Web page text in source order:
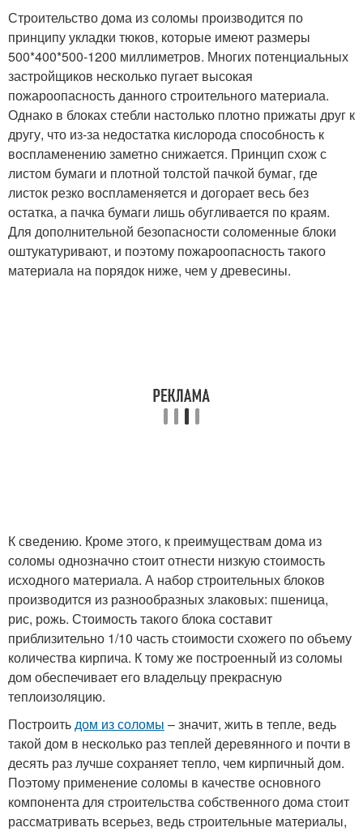
Строительство дома из соломы производится по
принципу укладки тюков, которые имеют размеры
500*400*500-1200 миллиметров. Многих потенциальных
застройщиков несколько пугает высокая
пожароопасность данного строительного материала.
Однако в блоках стебли настолько плотно прижаты друг к
другу, что из-за недостатка кислорода способность к
воспламенению заметно снижается. Принцип схож с
листом бумаги и плотной толстой пачкой бумаг, где
листок резко воспламеняется и догорает весь без
остатка, а пачка бумаги лишь обугливается по краям.
Для дополнительной безопасности соломенные блоки
оштукатуривают, и поэтому пожароопасность такого
материала на порядок ниже, чем у древесины.
К сведению. Кроме этого, к преимуществам дома из
соломы однозначно стоит отнести низкую стоимость
исходного материала. А набор строительных блоков
производится из разнообразных злаковых: пшеница,
рис, рожь. Стоимость такого блока составит
приблизительно 1/10 часть стоимости схожего по объему
количества кирпича. К тому же построенный из соломы
дом обеспечивает его владельцу прекрасную
теплоизоляцию.
Построитьдом из соломы – значит, жить в тепле, ведь
такой дом в несколько раз теплей деревянного и почти в
десять раз лучше сохраняет тепло, чем кирпичный дом.
Поэтому применение соломы в качестве основного
компонента для строительства собственного дома стоит
рассматривать всерьез, ведь строительные материалы,